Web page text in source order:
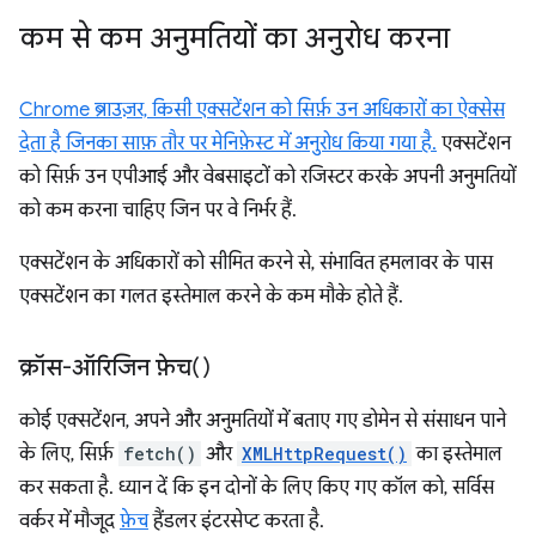
कम से कम अनुमतियों का अनुरोध करना
Chrome ब्राउज़र, किसी एक्सटेंशन को सिर्फ़ उन अधिकारों का ऐक्सेस
देता है जिनका साफ़ तौर पर मेनिफ़ेस्ट में अनुरोध किया गया है. एक्सटेंशन
को सिर्फ़ उन एपीआई और वेबसाइटों को रजिस्टर करके अपनी अनुमतियों
को कम करना चाहिए जिन पर वे निर्भर हैं.
एक्सटेंशन के अधिकारों को सीमित करने से, संभावित हमलावर के पास
एक्सटेंशन का गलत इस्तेमाल करने के कम मौके होते हैं.
क्रॉस-ऑरिजिन फ़ेच()
कोई एक्सटेंशन, अपने और अनुमतियों में बताए गए डोमेन से संसाधन पाने
के लिए, सिर्फ़ fetch() और XMLHttpRequest() का इस्तेमाल
कर सकता है. ध्यान दें कि इन दोनों के लिए किए गए कॉल को, सर्विस
वर्कर में मौजूद फ़ेचहैंडलर इंटरसेप्ट करता है.